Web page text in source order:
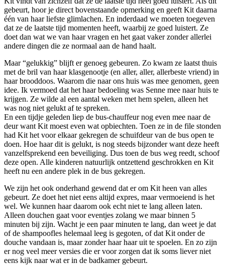
gebeurt, hoor je direct bovenstaande opmerking en geeft Kit daarna
één van haar liefste glimlachen. En inderdaad we moeten toegeven
dat ze de laatste tijd momenten heeft, waarbij ze goed luistert. Ze
doet dan wat we van haar vragen en het gaat vaker zonder allerlei
andere dingen die ze normaal aan de hand haalt.
Maar “gelukkig” blijft er genoeg gebeuren. Zo kwam ze laatst thuis
met de bril van haar klasgenootje (en aller, aller, allerbeste vriend) in
haar brooddoos. Waarom die naar ons huis was mee genomen, geen
idee. Ik vermoed dat het haar bedoeling was Senne mee naar huis te
krijgen. Ze wilde al een aantal weken met hem spelen, alleen het
was nog niet gelukt af te spreken.
En een tijdje geleden liep de bus-chauffeur nog even mee naar de
deur want Kit moest even wat opbiechten. Toen ze in de file stonden
had Kit het voor elkaar gekregen de schuifdeur van de bus open te
doen. Hoe haar dit is gelukt, is nog steeds bijzonder want deze heeft
vanzelfsprekend een beveiliging. Dus toen de bus weg reedt, schoof
deze open. Alle kinderen natuurlijk ontzettend geschrokken en Kit
heeft nu een andere plek in de bus gekregen.
We zijn het ook onderhand gewend dat er om Kit heen van alles
gebeurt. Ze doet het niet eens altijd expres, maar vermoeiend is het
wel. We kunnen haar daarom ook echt niet te lang alleen laten.
Alleen douchen gaat voor eventjes zolang we maar binnen 5
minuten bij zijn. Wacht je een paar minuten te lang, dan weet je dat
of de shampoofles helemaal leeg is gegoten, of dat Kit onder de
douche vandaan is, maar zonder haar haar uit te spoelen. En zo zijn
er nog veel meer versies die er voor zorgen dat ik soms liever niet
eens kijk naar wat er in de badkamer gebeurt.